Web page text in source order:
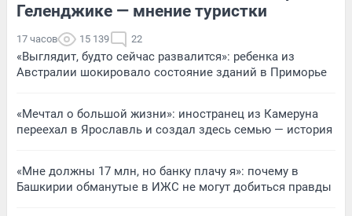
Геленджике — мнение туристки
17 часов 15 139 22
«Выглядит, будто сейчас развалится»: ребенка из
Австралии шокировало состояние зданий в Приморье
«Мечтал о большой жизни»: иностранец из Камеруна
переехал в Ярославль и создал здесь семью — история
«Мне должны 17 млн, но банку плачу я»: почему в
Башкирии обманутые в ИЖС не могут добиться правды